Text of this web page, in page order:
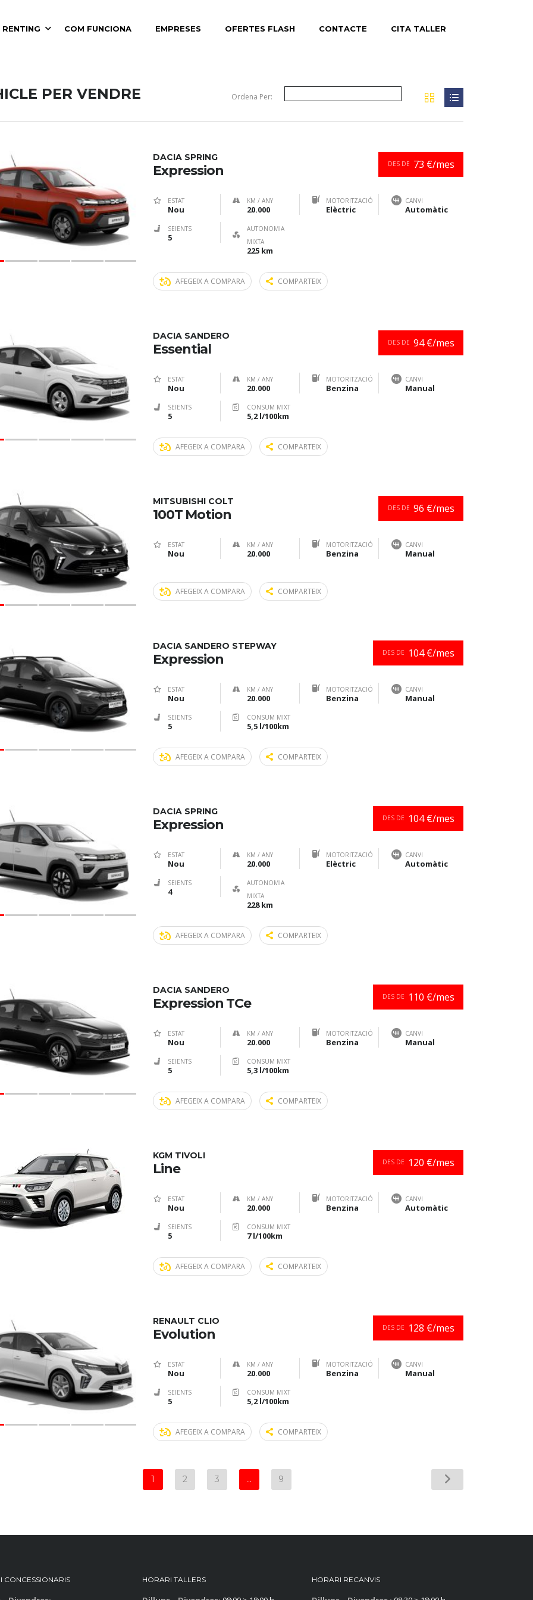
RENTING COM FUNCIONA EMPRESES OFERTES FLASH CONTACTE CITA TALLER
PER VENDRE Ordena Per:
DES DE 73 €/mes
DACIA SPRING
Expression
ESTAT
Nou
KM / ANY
20.000
MOTORITZACIÓ
Elèctric
CANVI
Automàtic
SEIENTS
5
AUTONOMIA
MIXTA
225 km
AFEGEIX A COMPARA COMPARTEIX
DES DE 94 €/mes
DACIA SANDERO
Essential
ESTAT
Nou
KM / ANY
20.000
MOTORITZACIÓ
Benzina
CANVI
Manual
SEIENTS
5
CONSUM MIXT
5,2 l/100km
AFEGEIX A COMPARA COMPARTEIX
DES DE 96 €/mes
MITSUBISHI COLT
100T Motion
ESTAT
Nou
KM / ANY
20.000
MOTORITZACIÓ
Benzina
CANVI
Manual
AFEGEIX A COMPARA COMPARTEIX
DES DE 104 €/mes
DACIA SANDERO STEPWAY
Expression
ESTAT
Nou
KM / ANY
20.000
MOTORITZACIÓ
Benzina
CANVI
Manual
SEIENTS
5
CONSUM MIXT
5,5 l/100km
AFEGEIX A COMPARA COMPARTEIX
DES DE 104 €/mes
DACIA SPRING
Expression
ESTAT
Nou
KM / ANY
20.000
MOTORITZACIÓ
Elèctric
CANVI
Automàtic
SEIENTS
4
AUTONOMIA
MIXTA
228 km
AFEGEIX A COMPARA COMPARTEIX
DES DE 110 €/mes
DACIA SANDERO
Expression TCe
ESTAT
Nou
KM / ANY
20.000
MOTORITZACIÓ
Benzina
CANVI
Manual
SEIENTS
5
CONSUM MIXT
5,3 l/100km
AFEGEIX A COMPARA COMPARTEIX
DES DE 120 €/mes
KGM TIVOLI
Line
ESTAT
Nou
KM / ANY
20.000
MOTORITZACIÓ
Benzina
CANVI
Automàtic
SEIENTS
5
CONSUM MIXT
7 l/100km
AFEGEIX A COMPARA COMPARTEIX
DES DE 128 €/mes
RENAULT CLIO
Evolution
ESTAT
Nou
KM / ANY
20.000
MOTORITZACIÓ
Benzina
CANVI
Manual
SEIENTS
5
CONSUM MIXT
5,2 l/100km
AFEGEIX A COMPARA COMPARTEIX
1 2 3 … 9
CONCESSIONARIS HORARI TALLERS HORARI RECANVIS